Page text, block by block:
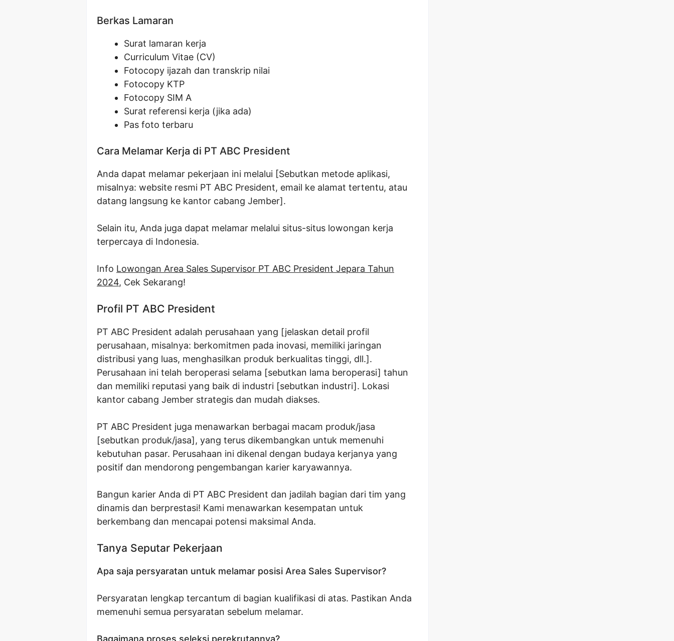
Berkas Lamaran
Surat lamaran kerja
Curriculum Vitae (CV)
Fotocopy ijazah dan transkrip nilai
Fotocopy KTP
Fotocopy SIM A
Surat referensi kerja (jika ada)
Pas foto terbaru
Cara Melamar Kerja di PT ABC President
Anda dapat melamar pekerjaan ini melalui [Sebutkan metode aplikasi,
misalnya: website resmi PT ABC President, email ke alamat tertentu, atau
datang langsung ke kantor cabang Jember].
Selain itu, Anda juga dapat melamar melalui situs-situs lowongan kerja
terpercaya di Indonesia.
Info Lowongan Area Sales Supervisor PT ABC President Jepara Tahun
2024, Cek Sekarang!
Profil PT ABC President
PT ABC President adalah perusahaan yang [jelaskan detail profil
perusahaan, misalnya: berkomitmen pada inovasi, memiliki jaringan
distribusi yang luas, menghasilkan produk berkualitas tinggi, dll.].
Perusahaan ini telah beroperasi selama [sebutkan lama beroperasi] tahun
dan memiliki reputasi yang baik di industri [sebutkan industri]. Lokasi
kantor cabang Jember strategis dan mudah diakses.
PT ABC President juga menawarkan berbagai macam produk/jasa
[sebutkan produk/jasa], yang terus dikembangkan untuk memenuhi
kebutuhan pasar. Perusahaan ini dikenal dengan budaya kerjanya yang
positif dan mendorong pengembangan karier karyawannya.
Bangun karier Anda di PT ABC President dan jadilah bagian dari tim yang
dinamis dan berprestasi! Kami menawarkan kesempatan untuk
berkembang dan mencapai potensi maksimal Anda.
Tanya Seputar Pekerjaan
Apa saja persyaratan untuk melamar posisi Area Sales Supervisor?
Persyaratan lengkap tercantum di bagian kualifikasi di atas. Pastikan Anda
memenuhi semua persyaratan sebelum melamar.
Bagaimana proses seleksi perekrutannya?